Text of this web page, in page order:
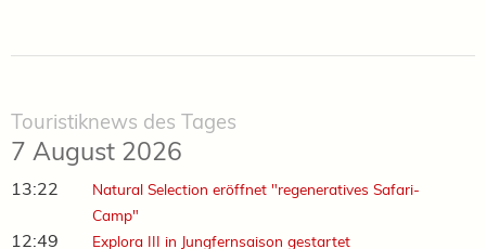
Touristiknews des Tages
7 August 2026
13:22
Natural Selection eröffnet "regeneratives Safari-
Camp"
12:49 Explora III in Jungfernsaison gestartet